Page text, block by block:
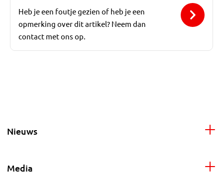
Heb je een foutje gezien of heb je een
opmerking over dit artikel? Neem dan
contact met ons op.
Nieuws
Media